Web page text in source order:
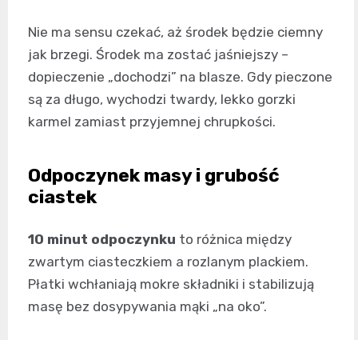
Nie ma sensu czekać, aż środek będzie ciemny
jak brzegi. Środek ma zostać jaśniejszy –
dopieczenie „dochodzi” na blasze. Gdy pieczone
są za długo, wychodzi twardy, lekko gorzki
karmel zamiast przyjemnej chrupkości.
Odpoczynek masy i grubość
ciastek
10 minut odpoczynku to różnica między
zwartym ciasteczkiem a rozlanym plackiem.
Płatki wchłaniają mokre składniki i stabilizują
masę bez dosypywania mąki „na oko”.